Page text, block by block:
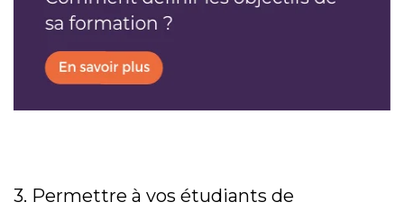
3. Permettre à vos étudiants de